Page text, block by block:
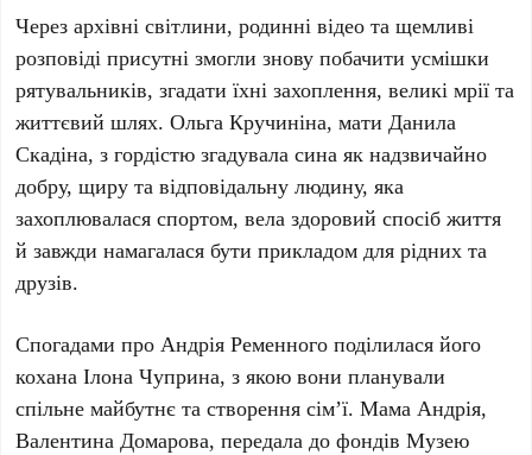
Через архівні світлини, родинні відео та щемливі
розповіді присутні змогли знову побачити усмішки
рятувальників, згадати їхні захоплення, великі мрії та
життєвий шлях.Ольга Кручиніна, мати Данила
Скадіна, з гордістю згадувала сина як надзвичайно
добру, щиру та відповідальну людину, яка
захоплювалася спортом, вела здоровий спосіб життя
й завжди намагалася бути прикладом для рідних та
друзів.
Спогадами про Андрія Ременного поділилася його
коханаІлона Чуприна, з якою вони планували
спільне майбутнє та створення сім’ї. Мама Андрія,
Валентина Домарова, передала до фондів Музею